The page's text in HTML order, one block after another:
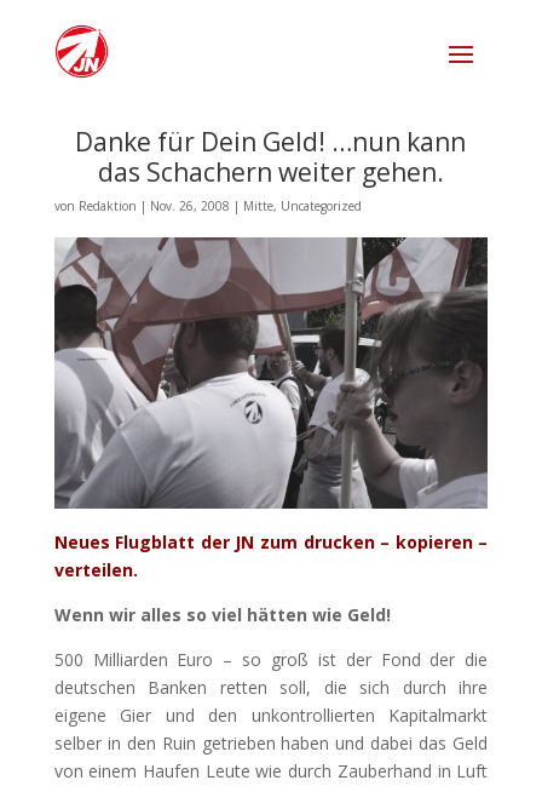
Danke für Dein Geld! …nun kann
das Schachern weiter gehen.
von Redaktion | Nov. 26, 2008 | Mitte, Uncategorized
Neues Flugblatt der JN zum drucken – kopieren –
verteilen.
Wenn wir alles so viel hätten wie Geld!
500 Milliarden Euro – so groß ist der Fond der die
deutschen Banken retten soll, die sich durch ihre
eigene Gier und den unkontrollierten Kapitalmarkt
selber in den Ruin getrieben haben und dabei das Geld
von einem Haufen Leute wie durch Zauberhand in Luft